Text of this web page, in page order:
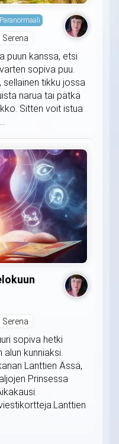
Paranormaali
Serena
puun kanssa, etsi
sopiva puu.
sellainen tikku jossa
narua tai pätkä
Sitten voit istua
Serena
sopiva hetki
kunniaksi.
Lanttien Ässä,
Prinsessa